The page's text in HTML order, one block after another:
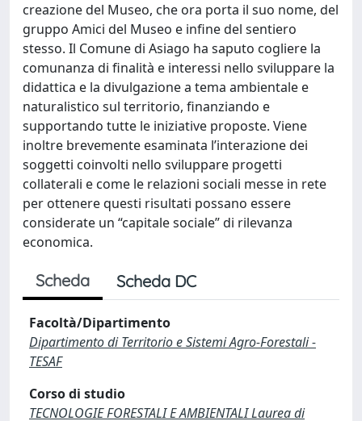
creazione del Museo, che ora porta il suo nome, del
gruppo Amici del Museo e infine del sentiero
stesso. Il Comune di Asiago ha saputo cogliere la
comunanza di finalità e interessi nello sviluppare la
didattica e la divulgazione a tema ambientale e
naturalistico sul territorio, finanziando e
supportando tutte le iniziative proposte. Viene
inoltre brevemente esaminata l’interazione dei
soggetti coinvolti nello sviluppare progetti
collaterali e come le relazioni sociali messe in rete
per ottenere questi risultati possano essere
considerate un “capitale sociale” di rilevanza
economica.
Scheda Scheda DC
Facoltà/Dipartimento
Dipartimento di Territorio e Sistemi Agro-Forestali -
TESAF
Corso di studio
TECNOLOGIE FORESTALI E AMBIENTALI Laurea di